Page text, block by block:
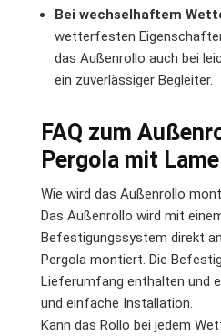
Bei wechselhaftem
wetterfesten
das Außenrollo auch bei
ein zuverlässiger Begleiter.
FAQ zum
Pergola mit
Wie wird das Außenrollo
Das Außenrollo wird mit
Befestigungssystem direkt
Pergola montiert. Die
Lieferumfang enthalten und
und einfache Installation.
Kann das Rollo bei jedem